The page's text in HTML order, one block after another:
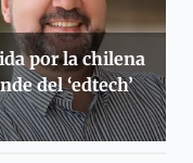
por la chilena
del ‘edtech’